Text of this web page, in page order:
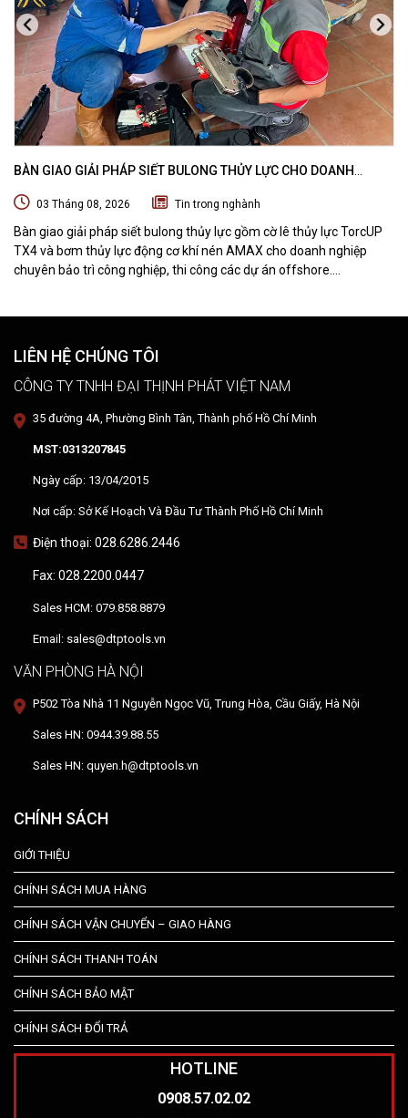
BÀN GIAO GIẢI PHÁP SIẾT BULONG THỦY LỰC CHO DOANH
NGHIỆP CHUYÊN BẢO TRÌ VÀ THI CÔNG CÁC DỰ ÁN OFFSHORE
03 Tháng 08, 2026 Tin trong nghành
Bàn giao giải pháp siết bulong thủy lực gồm cờ lê thủy lực TorcUP
TX4 và bơm thủy lực động cơ khí nén AMAX cho doanh nghiệp
chuyên bảo trì công nghiệp, thi công các dự án offshore.
LIÊN HỆ CHÚNG TÔI
CÔNG TY TNHH ĐẠI THỊNH PHÁT VIỆT NAM
35 đường 4A, Phường Bình Tân, Thành phố Hồ Chí Minh
MST:0313207845
Ngày cấp: 13/04/2015
Nơi cấp: Sở Kế Hoạch Và Đầu Tư Thành Phố Hồ Chí Minh
Điện thoại: 028.6286.2446
Fax: 028.2200.0447
Sales HCM: 079.858.8879
Email: sales@dtptools.vn
VĂN PHÒNG HÀ NỘI
P502 Tòa Nhà 11 Nguyễn Ngọc Vũ, Trung Hòa, Cầu Giấy, Hà Nội
Sales HN: 0944.39.88.55
Sales HN: quyen.h@dtptools.vn
CHÍNH SÁCH
GIỚI THIỆU
CHÍNH SÁCH MUA HÀNG
CHÍNH SÁCH VẬN CHUYỂN – GIAO HÀNG
CHÍNH SÁCH THANH TOÁN
CHÍNH SÁCH BẢO MẬT
CHÍNH SÁCH ĐỔI TRẢ
HOTLINE
0908.57.02.02